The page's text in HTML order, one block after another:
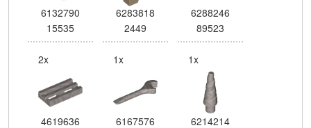
6132790
15535
6283818
2449
6288246
89523
2x
4619636
1x
6167576
1x
6214214